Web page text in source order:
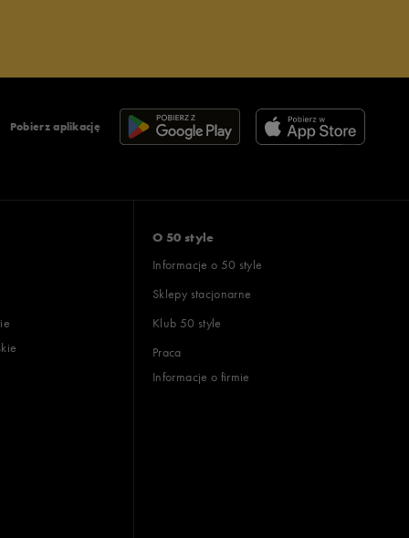
Pobierz aplikację
O 50 style
Informacje o 50 style
Sklepy stacjonarne
Klub 50 style
Praca
Informacje o firmie